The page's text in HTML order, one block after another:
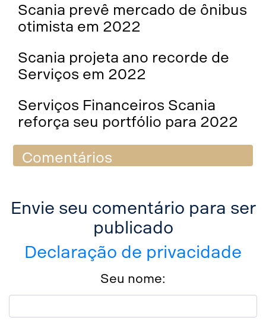
Scania prevê mercado de ônibus
otimista em 2022
Scania projeta ano recorde de
Serviços em 2022
Serviços Financeiros Scania
reforça seu portfólio para 2022
Comentários
Envie seu comentário para ser
publicado
Declaração de privacidade
Seu nome: